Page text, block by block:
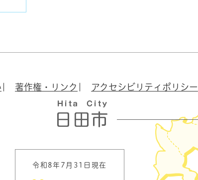
著作権・リンク アクセシビリティポリシー
令和8年7月31日現在